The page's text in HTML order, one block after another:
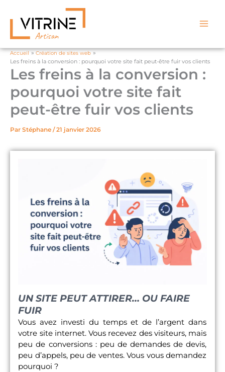
contenu
Accueil Création de sites web
Les freins à la conversion : pourquoi votre site fait peut-être fuir vos clients
Les freins à la conversion :
pourquoi votre site fait
peut-être fuir vos clients
Par Stéphane /21 janvier 2026
UN SITE PEUT ATTIRER… OU FAIRE
FUIR
Vous avez investi du temps et de l’argent dans
votre site internet. Vous recevez des visiteurs, mais
peu de conversions : peu de demandes de devis,
peu d’appels, peu de ventes. Vous vous demandez
pourquoi ?